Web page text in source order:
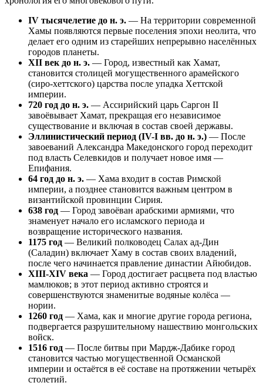
IV тысячелетие до н. э. — На территории современной
Хамы появляются первые поселения эпохи неолита, что
делает его одним из старейших непрерывно населённых
городов планеты.
XII век до н. э. — Город, известный как Хамат,
становится столицей могущественного арамейского
(сиро-хеттского) царства после упадка Хеттской
империи.
720 год до н. э. — Ассирийский царь Саргон II
завоёвывает Хамат, прекращая его независимое
существование и включая в состав своей державы.
Эллинистический период (IV-I вв. до н. э.) — После
завоеваний Александра Македонского город переходит
под власть Селевкидов и получает новое имя —
Епифания.
64 год до н. э. — Хама входит в состав Римской
империи, а позднее становится важным центром в
византийской провинции Сирия.
638 год — Город завоёван арабскими армиями, что
знаменует начало его исламского периода и
возвращение исторического названия.
1175 год — Великий полководец Салах ад-Дин
(Саладин) включает Хаму в состав своих владений,
после чего начинается правление династии Айюбидов.
XIII-XIV века — Город достигает расцвета под властью
мамлюков; в этот период активно строятся и
совершенствуются знаменитые водяные колёса —
нории.
1260 год — Хама, как и многие другие города региона,
подвергается разрушительному нашествию монгольских
войск.
1516 год — После битвы при Мардж-Дабике город
становится частью могущественной Османской
империи и остаётся в её составе на протяжении четырёх
столетий.